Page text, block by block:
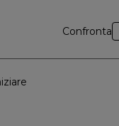
Confronta